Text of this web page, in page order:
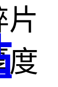
片
度